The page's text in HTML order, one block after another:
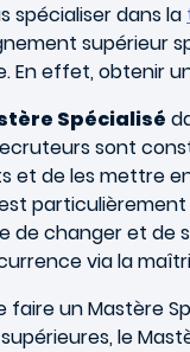
spécialiser dans la
supérieur
En effet, obtenir
Spécialisé
sont
et de les mettre
de changer et
via la
un Mastère
le